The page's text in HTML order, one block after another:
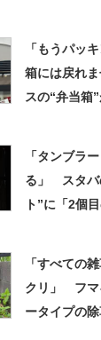
「もうパッ
箱には戻れ
スの“弁当
「タンブラ
る」 スタバ
ト”に「2個
「すべての
クリ」 フマ
ータイプの